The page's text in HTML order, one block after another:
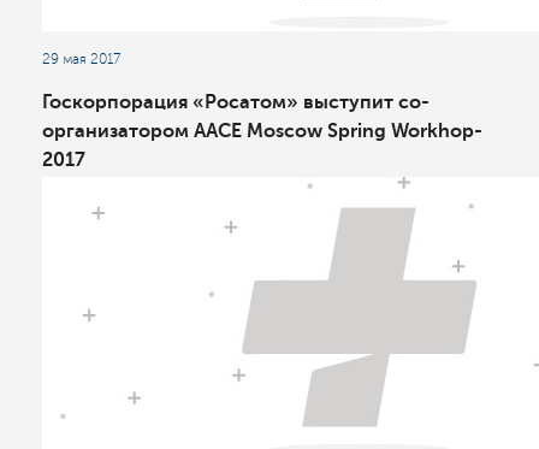
29 мая 2017
Госкорпорация «Росатом» выступит со-
организатором AACE Moscow Spring Workhop-
2017